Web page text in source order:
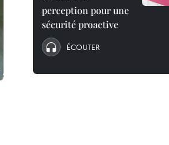
perception pour une
sécurité proactive
ÉCOUTER